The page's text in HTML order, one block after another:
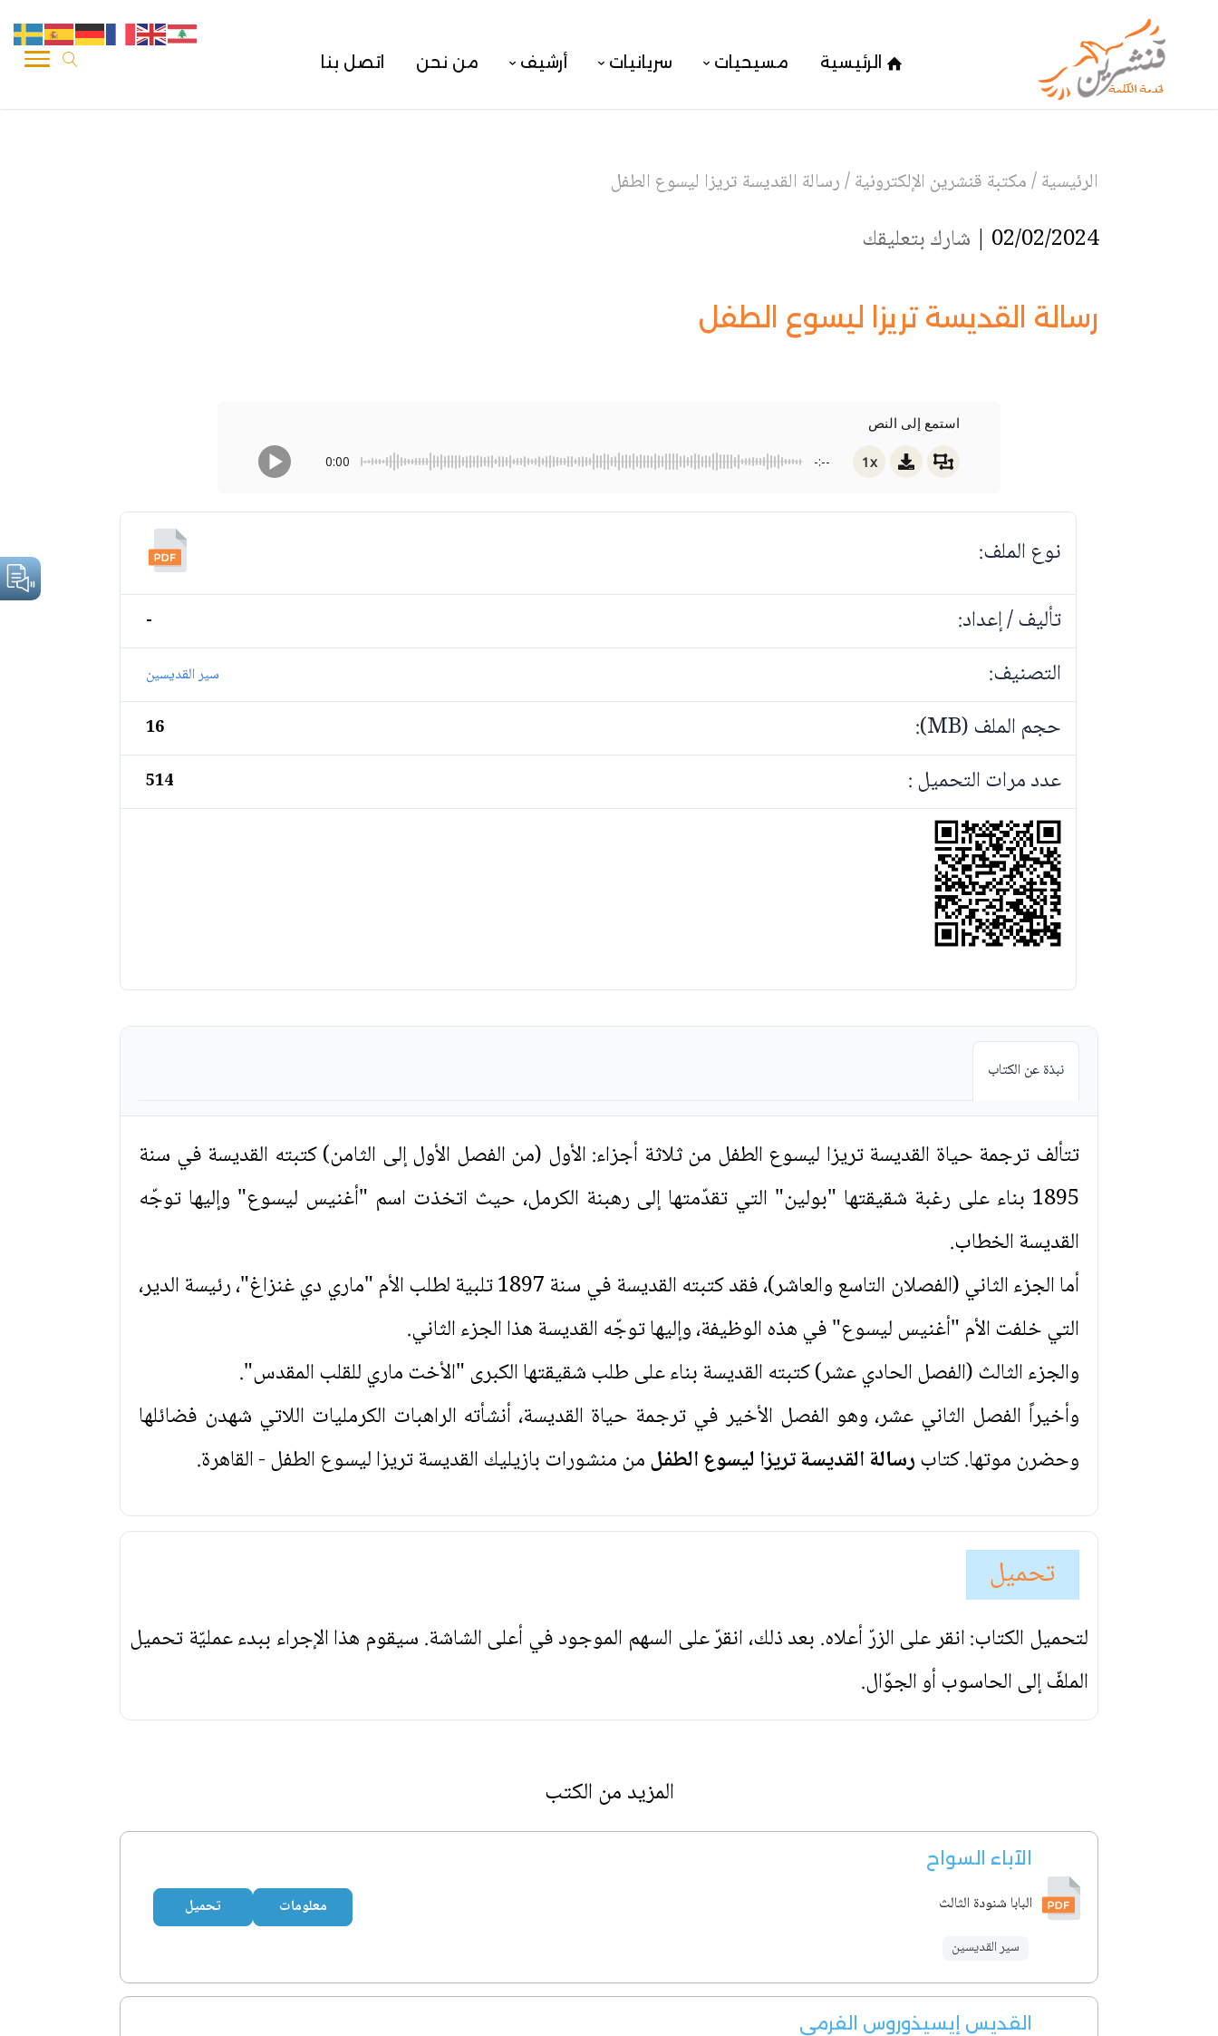
الرئيسية مسيحيات سريانيات أرشيف من نحن اتصل بنا
الرئيسية/مكتبة قنشرين الإلكترونية/رسالة القديسة تريزا ليسوع الطفل
02/02/2024 | شارك بتعليقك
رسالة القديسة تريزا ليسوع الطفل
استمع إلى النص
0:00 -:-- 1x
نوع الملف:
تأليف / إعداد:
-
التصنيف: سير القديسين
حجم الملف (MB): 16
عدد مرات التحميل : 514
نبذة عن الكتاب
تتألف ترجمة حياة القديسة تريزا ليسوع الطفل من ثلاثة أجزاء: الأول (من الفصل الأول إلى الثامن) كتبته القديسة في سنة
1895 بناء على رغبة شقيقتها "بولين" التي تقدّمتها إلى رهبنة الكرمل، حيث اتخذت اسم "أغنيس ليسوع" وإليها توجّه
القديسة الخطاب.
أما الجزء الثاني (الفصلان التاسع والعاشر)، فقد كتبته القديسة في سنة 1897 تلبية لطلب الأم "ماري دي غنزاغ"، رئيسة الدير،
التي خلفت الأم "أغنيس ليسوع" في هذه الوظيفة، وإليها توجّه القديسة هذا الجزء الثاني.
والجزء الثالث (الفصل الحادي عشر) كتبته القديسة بناء على طلب شقيقتها الكبرى "الأخت ماري للقلب المقدس".
وأخيراً الفصل الثاني عشر، وهو الفصل الأخير في ترجمة حياة القديسة، أنشأته الراهبات الكرمليات اللاتي شهدن فضائلها
وحضرن موتها. كتابرسالة القديسة تريزا ليسوع الطفلمن منشورات بازيليك القديسة تريزا ليسوع الطفل - القاهرة.
تحميل
لتحميل الكتاب: انقر على الزرّ أعلاه. بعد ذلك، انقرّ على السهم الموجود في أعلى الشاشة. سيقوم هذا الإجراء ببدء عمليّة تحميل
الملفّ إلى الحاسوب أو الجوّال.
المزيد من الكتب
الآباء السواح
البابا شنودة الثالث
سير القديسين
معلومات تحميل
القديس إيسيذوروس الفرمي